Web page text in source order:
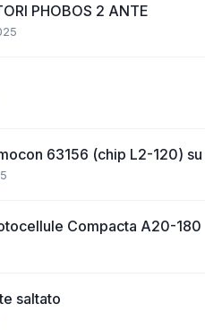
PHOBOS 2 ANTE
63156 (chip L2-120)
Compacta A20-180
saltato